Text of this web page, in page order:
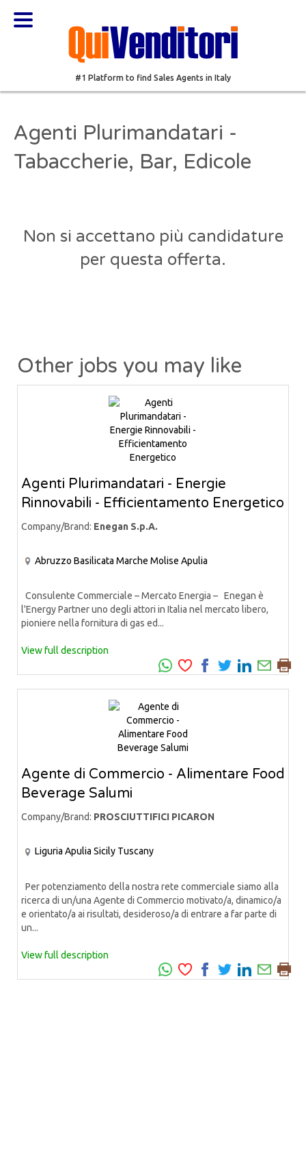
#1 Platform to find Sales Agents in Italy
Agenti Plurimandatari -
Tabaccherie, Bar, Edicole
Non si accettano più candidature
per questa offerta.
Other jobs you may like
Agenti Plurimandatari - Energie
Rinnovabili - Efficientamento Energetico
Company/Brand: Enegan S.p.A.
Abruzzo Basilicata Marche Molise Apulia
Consulente Commerciale – Mercato Energia – Enegan è
l'Energy Partner uno degli attori in Italia nel mercato libero,
pioniere nella fornitura di gas ed...
View full description
Agente di Commercio - Alimentare Food
Beverage Salumi
Company/Brand: PROSCIUTTIFICI PICARON
Liguria Apulia Sicily Tuscany
Per potenziamento della nostra rete commerciale siamo alla
ricerca di un/una Agente di Commercio motivato/a, dinamico/a
e orientato/a ai risultati, desideroso/a di entrare a far parte di
un...
View full description